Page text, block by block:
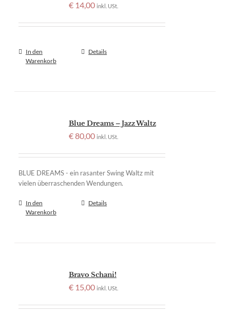
€14,00 inkl. USt.
In den
Warenkorb
Details
Blue Dreams – Jazz Waltz
€80,00 inkl. USt.
BLUE DREAMS - ein rasanter Swing Waltz mit
vielen überraschenden Wendungen.
In den
Warenkorb
Details
Bravo Schani!
€15,00 inkl. USt.